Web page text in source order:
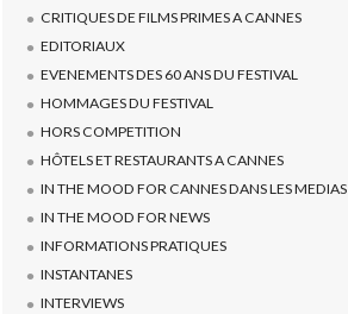
CRITIQUES DE FILMS PRIMES A CANNES
EDITORIAUX
EVENEMENTS DES 60 ANS DU FESTIVAL
HOMMAGES DU FESTIVAL
HORS COMPETITION
HÔTELS ET RESTAURANTS A CANNES
IN THE MOOD FOR CANNES DANS LES MEDIAS
IN THE MOOD FOR NEWS
INFORMATIONS PRATIQUES
INSTANTANES
INTERVIEWS